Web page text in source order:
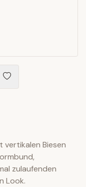
vertikalen Biesen
zulaufenden
Look.